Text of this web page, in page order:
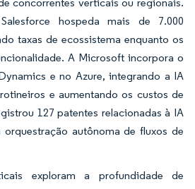
concorrentes verticais ou regionais.
hospeda mais de 7.000
taxas de ecossistema enquanto os
A Microsoft incorpora o
e no Azure, integrando a IA
e aumentando os custos de
127 patentes relacionadas à IA
autônoma de fluxos de
exploram a profundidade de